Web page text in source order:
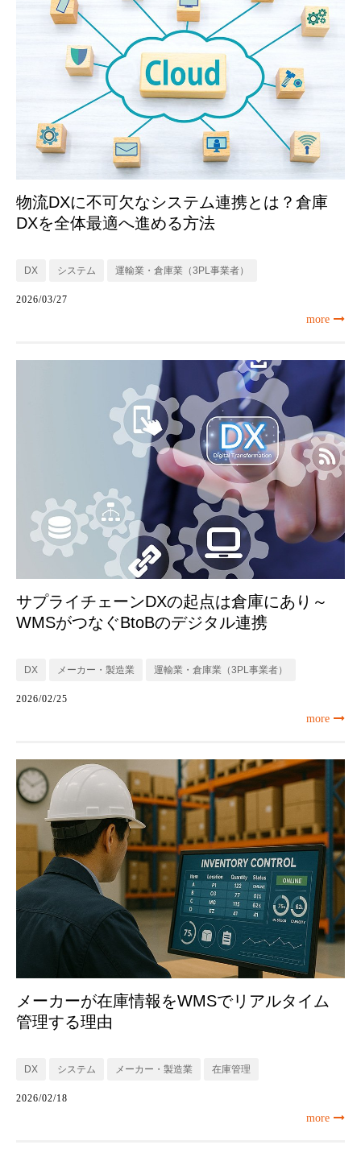
物流DXに不可欠なシステム連携とは？倉庫
DXを全体最適へ進める方法
DX システム 運輸業・倉庫業（3PL事業者）
2026/03/27
more
サプライチェーンDXの起点は倉庫にあり～
WMSがつなぐBtoBのデジタル連携
DX メーカー・製造業 運輸業・倉庫業（3PL事業者）
2026/02/25
more
メーカーが在庫情報をWMSでリアルタイム
管理する理由
DX システム メーカー・製造業 在庫管理
2026/02/18
more